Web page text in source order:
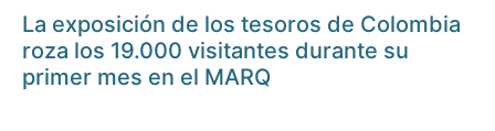
La exposición de los tesoros de Colombia
roza los 19.000 visitantes durante su
primer mes en el MARQ